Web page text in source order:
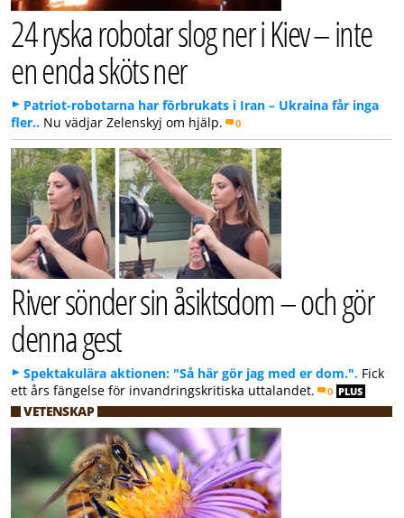
24 ryska robotar slog ner i Kiev – inte
en enda sköts ner
Patriot-robotarna har förbrukats i Iran – Ukraina får inga
fler.. Nu vädjar Zelenskyj om hjälp. 0
River sönder sin åsiktsdom – och gör
denna gest
Spektakulära aktionen: "Så här gör jag med er dom.". Fick
ett års fängelse för invandringskritiska uttalandet.
0 PLUS
VETENSKAP